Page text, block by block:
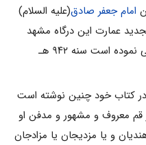
امام جعفر صادق(علیه السلام)
عمارت این درگاه مشهد
مقدس منور زبده الأعیان غازى پیر قلى نموده است سنه ۹۴۲ هـ
در کتاب خود چنین نوشته است
قم معروف و مشهور و مدفن او
و یا مزدیجان یا مزادجان